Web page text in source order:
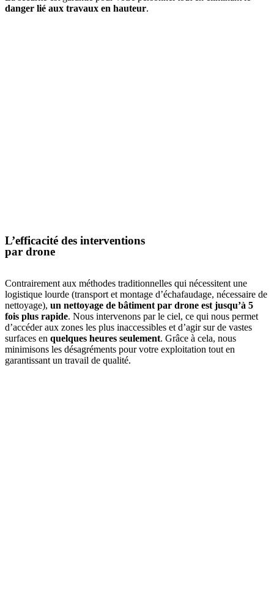
danger lié aux travaux en hauteur.
L’efficacité des interventions
par drone
Contrairement aux méthodes traditionnelles qui nécessitent une
logistique lourde (transport et montage d’échafaudage, nécessaire de
nettoyage), un nettoyage de bâtiment par drone est jusqu’à 5
fois plus rapide. Nous intervenons par le ciel, ce qui nous permet
d’accéder aux zones les plus inaccessibles et d’agir sur de vastes
surfaces en quelques heures seulement. Grâce à cela, nous
minimisons les désagréments pour votre exploitation tout en
garantissant un travail de qualité.